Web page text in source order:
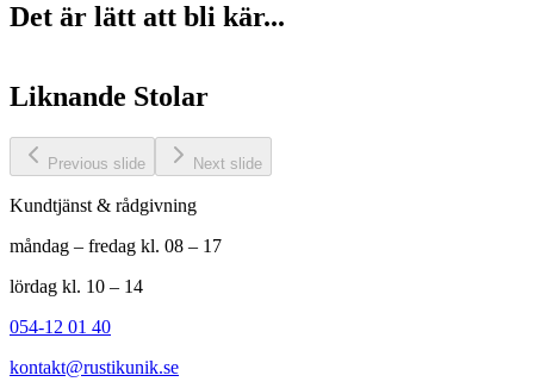
Det är lätt att bli kär...
Liknande Stolar
Previous slide Next slide
Kundtjänst & rådgivning
måndag – fredag kl. 08 – 17
lördag kl. 10 – 14
054-12 01 40
kontakt@rustikunik.se